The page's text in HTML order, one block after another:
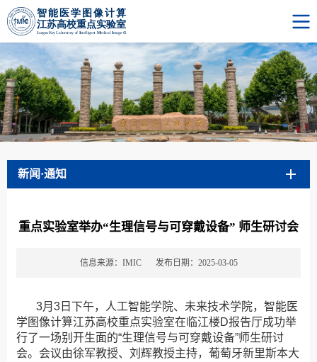
新闻·通知
重点实验室举办“生理信号与可穿戴设备” 师生研讨会
信息来源：IMIC 发布日期：2025-03-05
3月3日下午，人工智能学院、未来技术学院，智能医
学图像计算江苏高校重点实验室在临江楼D报告厅成功举
行了一场别开生面的“生理信号与可穿戴设备”师生研讨
会。会议由徐军教授、刘辉教授主持，葡萄牙新里斯本大